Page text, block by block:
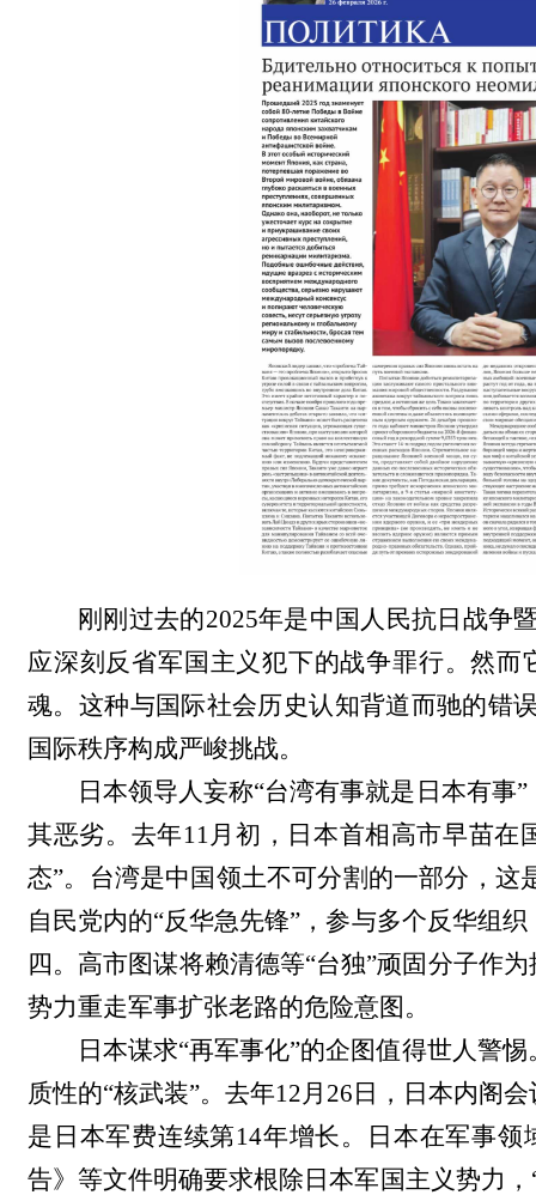
刚刚过去的2025年是中国人民抗日战争
应深刻反省军国主义犯下的战争罪行。然
魂。这种与国际社会历史认知背道而驰的错
国际秩序构成严峻挑战。
日本领导人妄称“台湾有事就是日本有
其恶劣。去年11月初，日本首相高市早苗在
态”。台湾是中国领土不可分割的一部分，
自民党内的“反华急先锋”，参与多个反华组
四。高市图谋将赖清德等“台独”顽固分子作
势力重走军事扩张老路的危险意图。
日本谋求“再军事化”的企图值得世人警
质性的“核武装”。去年12月26日，日本内阁
是日本军费连续第14年增长。日本在军事
告》等文件明确要求根除日本军国主义势力